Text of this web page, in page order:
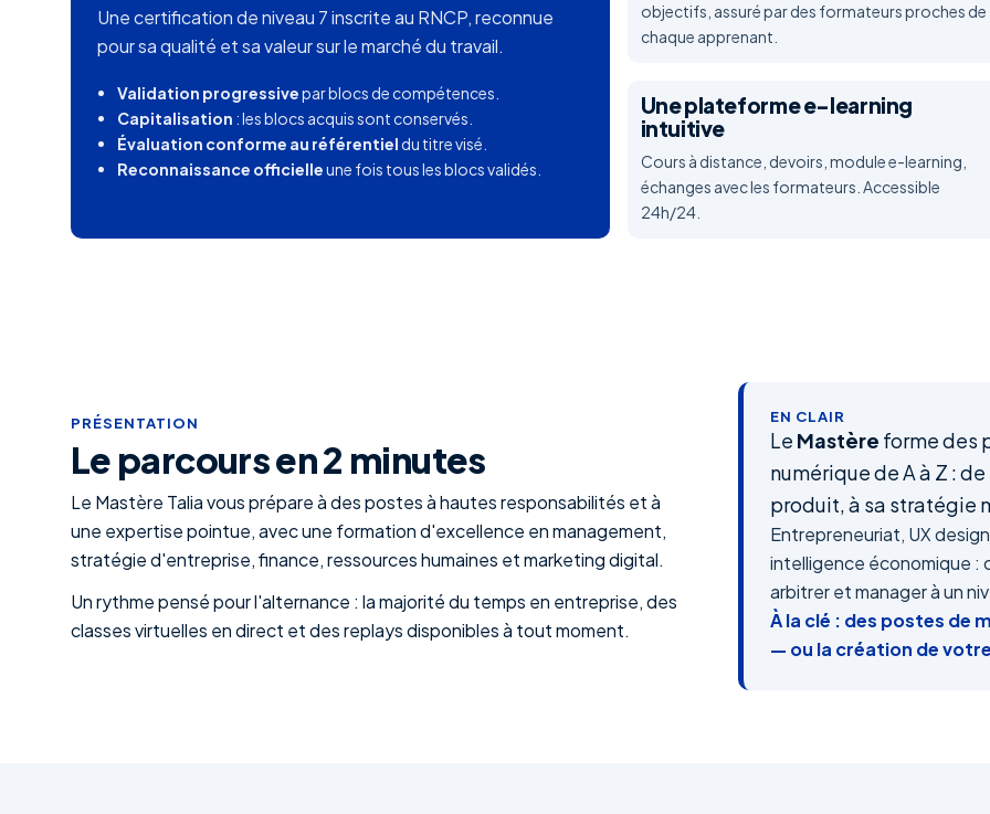
Une certification de niveau 7 inscrite au RNCP, reconnue
pour sa qualité et sa valeur sur le marché du travail.
Validation progressivepar blocs de compétences.
Capitalisation : les blocs acquis sont conservés.
Évaluation conforme au référentieldu titre visé.
Reconnaissance officielleune fois tous les blocs validés.
objectifs, assuré par des formateurs proches de
chaque apprenant.
Une plateforme e-learning
intuitive
Cours à distance, devoirs, module e-learning,
échanges avec les formateurs. Accessible
24h/24.
PRÉSENTATION
Le parcours en 2 minutes
Le Mastère Talia vous prépare à des postes à hautes responsabilités et à
une expertise pointue, avec une formation d'excellence en management,
stratégie d'entreprise, finance, ressources humaines et marketing digital.
Un rythme pensé pour l'alternance : la majorité du temps en entreprise, des
classes virtuelles en direct et des replays disponibles à tout moment.
EN CLAIR
Le Mastère forme des
numérique de A à Z :
produit, à sa stratégie
Entrepreneuriat, UX
intelligence économique :
arbitrer et manager à un
À la clé : des postes de
— ou la création de